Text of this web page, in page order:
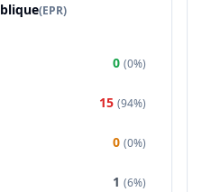
(EPR)
0 (0%)
15 (94%)
0 (0%)
1 (6%)